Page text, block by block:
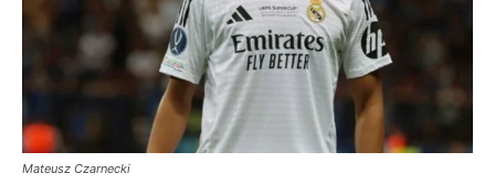
Mateusz Czarnecki